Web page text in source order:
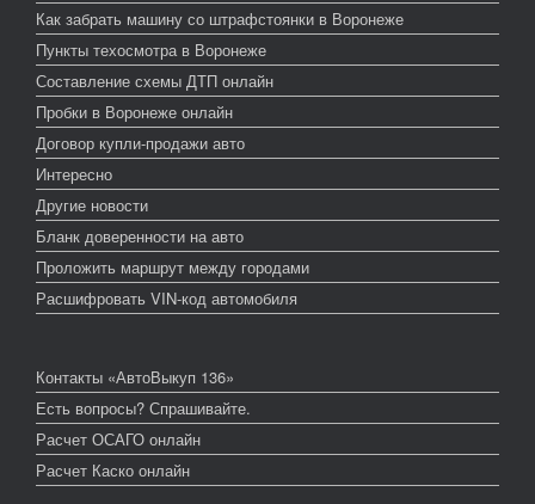
Как забрать машину со штрафстоянки в Воронеже
Пункты техосмотра в Воронеже
Составление схемы ДТП онлайн
Пробки в Воронеже онлайн
Договор купли-продажи авто
Интересно
Другие новости
Бланк доверенности на авто
Проложить маршрут между городами
Расшифровать VIN-код автомобиля
Контакты «АвтоВыкуп 136»
Есть вопросы? Спрашивайте.
Расчет ОСАГО онлайн
Расчет Каско онлайн